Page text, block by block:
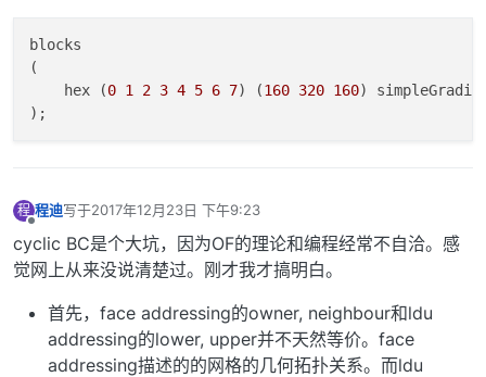
blocks
(
    hex (
0 1 2 3 4 5 6 7) (160 320 160)
程 程迪写于2017年12月23日 下午9:23
最后由 编辑
cyclic BC是个大坑，因为OF的理论和编程经常不自洽。感
觉网上从来没说清楚过。刚才我才搞明白。
首先，face addressing的owner, neighbour和ldu
addressing的lower, upper并不天然等价。face
addressing描述的的网格的几何拓扑关系。而ldu